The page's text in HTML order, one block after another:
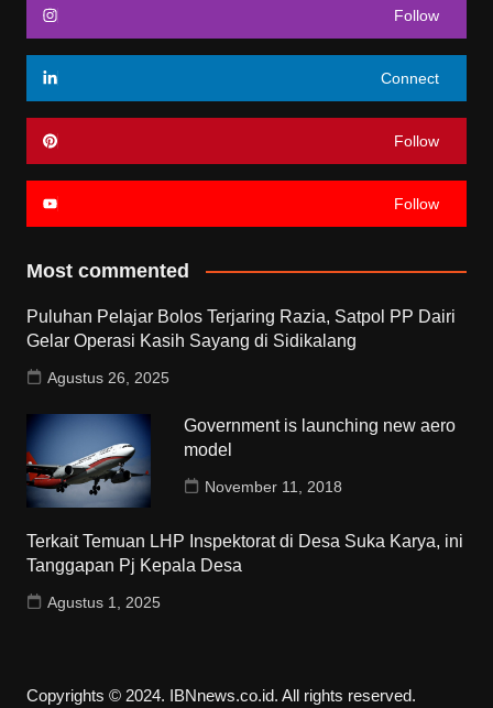
Follow
Connect
Follow
Follow
Most commented
Puluhan Pelajar Bolos Terjaring Razia, Satpol PP Dairi
Gelar Operasi Kasih Sayang di Sidikalang
Agustus 26, 2025
Government is launching new aero
model
November 11, 2018
Terkait Temuan LHP Inspektorat di Desa Suka Karya, ini
Tanggapan Pj Kepala Desa
Agustus 1, 2025
Copyrights © 2024. IBNnews.co.id. All rights reserved.